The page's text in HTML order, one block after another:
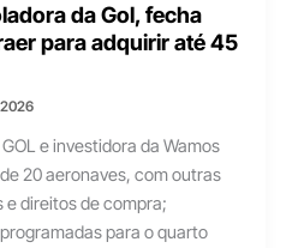
da Gol, fecha
para adquirir até 45
e investidora da Wamos
20 aeronaves, com outras
e direitos de compra;
para o quarto